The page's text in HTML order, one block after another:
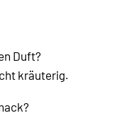
Duft?
kräuterig.